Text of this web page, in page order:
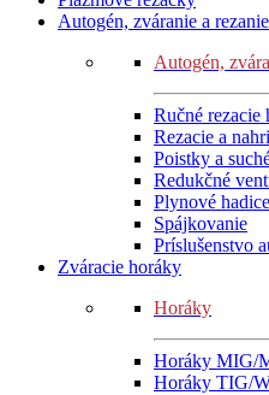
Autogén, zváranie a
Autogén,
Ručné rezacie
Rezacie a
Poistky a
Redukčné
Plynové hadice
Spájkovanie
Príslušenstvo
Zváracie horáky
Horáky
Horáky MIG/
Horáky TIG/